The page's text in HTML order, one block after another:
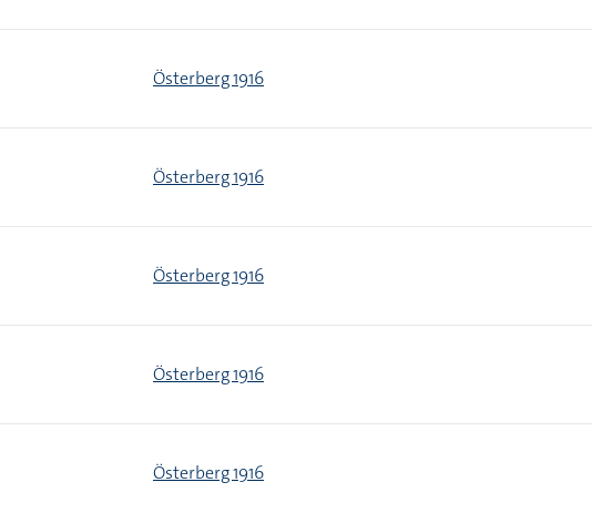
Österberg 1916
Österberg 1916
Österberg 1916
Österberg 1916
Österberg 1916